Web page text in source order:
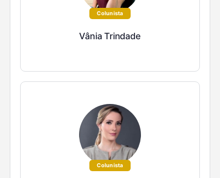
Colunista
Vânia Trindade
Colunista